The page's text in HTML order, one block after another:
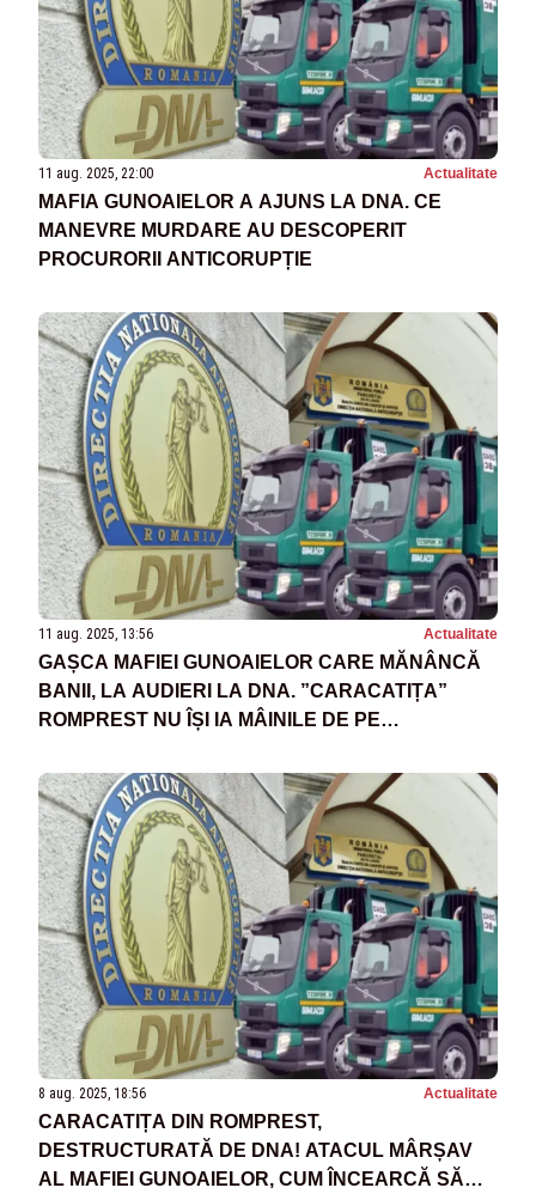
11 aug. 2025, 22:00 Actualitate
MAFIA GUNOAIELOR A AJUNS LA DNA. CE
MANEVRE MURDARE AU DESCOPERIT
PROCURORII ANTICORUPȚIE
11 aug. 2025, 13:56 Actualitate
GAȘCA MAFIEI GUNOAIELOR CARE MĂNÂNCĂ
BANII, LA AUDIERI LA DNA. ”CARACATIȚA”
ROMPREST NU ÎȘI IA MÂINILE DE PE
8 aug. 2025, 18:56 Actualitate
CARACATIȚA DIN ROMPREST,
DESTRUCTURATĂ DE DNA! ATACUL MÂRȘAV
AL MAFIEI GUNOAIELOR, CUM ÎNCEARCĂ SĂ